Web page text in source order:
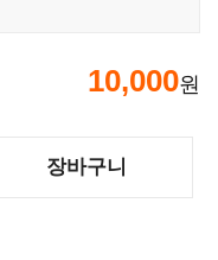
10,000원
장바구니